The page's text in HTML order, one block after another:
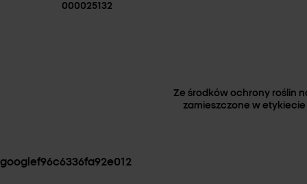
000025132
Ze środków ochrony roślin
zamieszczone w
googlef96c6336fa92e012